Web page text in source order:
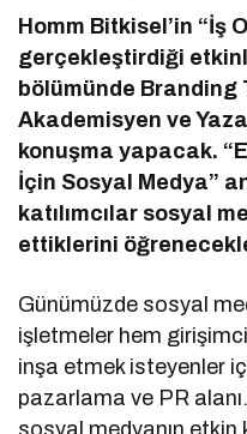
Homm Bitkisel’in “İş
gerçekleştirdiği
bölümünde Branding
Akademisyen ve
konuşma yapacak.
İçin Sosyal Medya”
katılımcılar sosyal
ettiklerini
Günümüzde sosyal
işletmeler hem
inşa etmek isteyenler
pazarlama ve PR
sosyal medyanın etkin